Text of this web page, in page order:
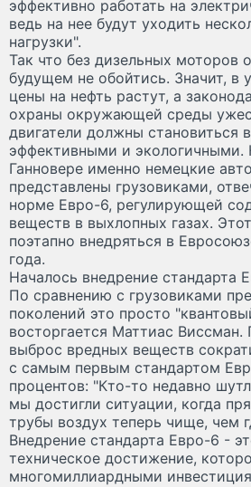
эффективно работать на
ведь на нее будут уходить
нагрузки".
Так что без дизельных моторов
будущем не обойтись. Значит, в
цены на нефть растут, а
охраны окружающей среды
двигатели должны становиться
эффективными и экологичными.
Ганновере именно немецкие
представлены грузовиками,
норме Евро-6, регулирующей
веществ в выхлопных газах.
поэтапно внедряться в
года.
Началось внедрение стандарта
По сравнению с грузовиками
поколений это просто
восторгается Маттиас Виссман.
выброс вредных веществ
с самым первым стандартом
процентов: "Кто-то недавно
мы достигли ситуации, когда
трубы воздух теперь чище, чем
Внедрение стандарта Евро-6 -
техническое достижение,
многомиллиардными